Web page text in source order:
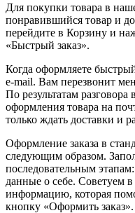
Для покупки товара в
понравившийся товар и
перейдите в Корзину и
«Быстрый заказ».
Когда оформляете
e-mail. Вам перезвонит
По результатам
оформления товара на
только ждать доставки и
Оформление заказа в
следующим образом.
последовательным
данные о себе. Советуем
информацию, которая
кнопку «Оформить заказ».